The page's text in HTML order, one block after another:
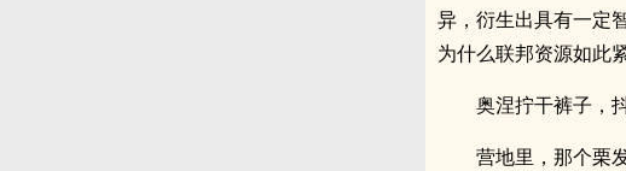
异，衍生出具有一定
为什么联邦资源如此
奥涅拧干裤子，
营地里，那个栗